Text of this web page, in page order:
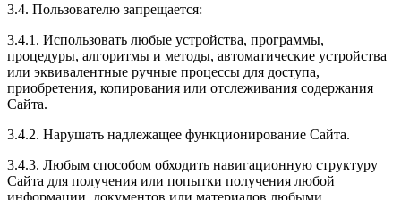
3.4. Пользователю запрещается:
3.4.1. Использовать любые устройства, программы,
процедуры, алгоритмы и методы, автоматические устройства
или эквивалентные ручные процессы для доступа,
приобретения, копирования или отслеживания содержания
Сайта.
3.4.2. Нарушать надлежащее функционирование Сайта.
3.4.3. Любым способом обходить навигационную структуру
Сайта для получения или попытки получения любой
информации, документов или материалов любыми